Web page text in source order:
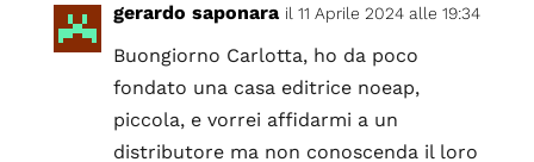
gerardo saponara il 11 Aprile 2024 alle 19:34
Buongiorno Carlotta, ho da poco
fondato una casa editrice noeap,
piccola, e vorrei affidarmi a un
distributore ma non conoscenda il loro